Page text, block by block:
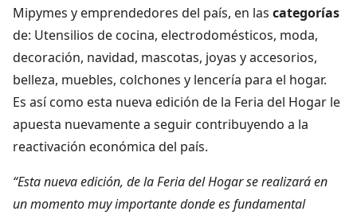
Mipymes y emprendedores del país, en las categorías
de: Utensilios de cocina, electrodomésticos, moda,
decoración, navidad, mascotas, joyas y accesorios,
belleza, muebles, colchones y lencería para el hogar.
Es así como esta nueva edición de la Feria del Hogar le
apuesta nuevamente a seguir contribuyendo a la
reactivación económica del país.
“Esta nueva edición, de la Feria del Hogar se realizará en
un momento muy importante donde es fundamental